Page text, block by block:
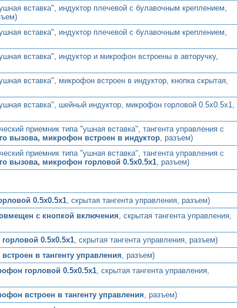
вставка", индуктор плечевой с булавочным креплением,
вставка", индуктор плечевой с булавочным креплением,
вставка", индуктор и микрофон встроены в авторучку,
вставка", микрофон встроен в индуктор, кнопка скрытая,
вставка", шейный индуктор, микрофон горловой 0.5х0.5х1,
приемник типа "ушная вставка", тангента управления с
вызова, микрофон встроен в индуктор, разъем)
приемник типа "ушная вставка", тангента управления с
вызова, микрофон горловой 0.5х0.5х1, разъем)
0.5х0.5х1, скрытая тангента управления, разъем)
с кнопкой включения, скрытая тангента управления,
0.5х0.5х1, скрытая тангента управления, разъем)
в тангенту управления, разъем)
горловой 0.5х0.5х1, скрытая тангента управления,
встроен в тангенту управления, разъем)